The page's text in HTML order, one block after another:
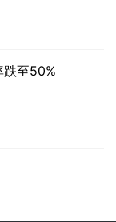
跌至50%